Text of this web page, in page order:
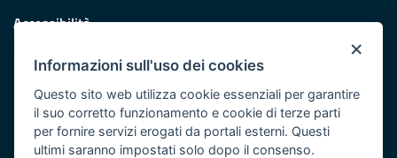
×
Informazioni sull'uso dei cookies
Questo sito web utilizza cookie essenziali per garantire
il suo corretto funzionamento e cookie di terze parti
per fornire servizi erogati da portali esterni. Questi
ultimi saranno impostati solo dopo il consenso.
Accessibilità
Redazione
Responsabili pubblicazione